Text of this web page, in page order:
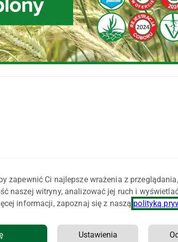
zapewnić Ci najlepsze wrażenia z przeglądania,
naszej witryny, analizować jej ruch i
informacji, zapoznaj się z naszą polityką
Ustawienia